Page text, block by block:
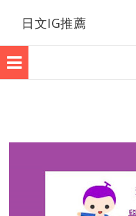
日文IG推薦